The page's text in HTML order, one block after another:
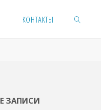
КОНТАКТЫ
ЗАПИСИ